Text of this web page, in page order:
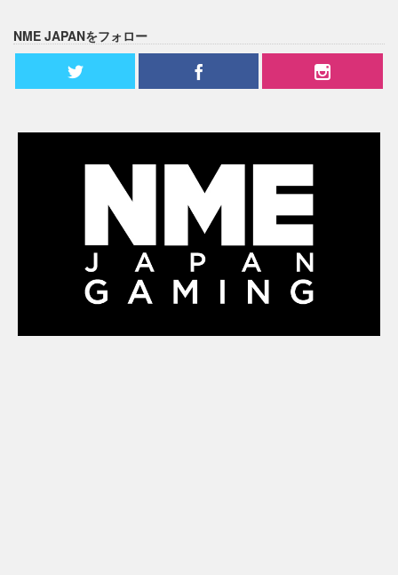
NME JAPANをフォロー